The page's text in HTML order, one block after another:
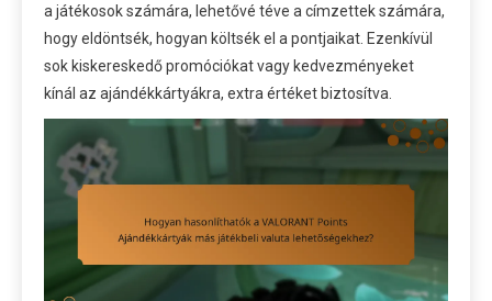
a játékosok számára, lehetővé téve a címzettek számára,
hogy eldöntsék, hogyan költsék el a pontjaikat. Ezenkívül
sok kiskereskedő promóciókat vagy kedvezményeket
kínál az ajándékkártyákra, extra értéket biztosítva.